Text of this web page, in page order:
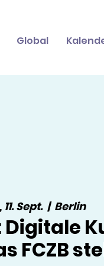
Global
11. Sept.
  |
Berlin
FCZB